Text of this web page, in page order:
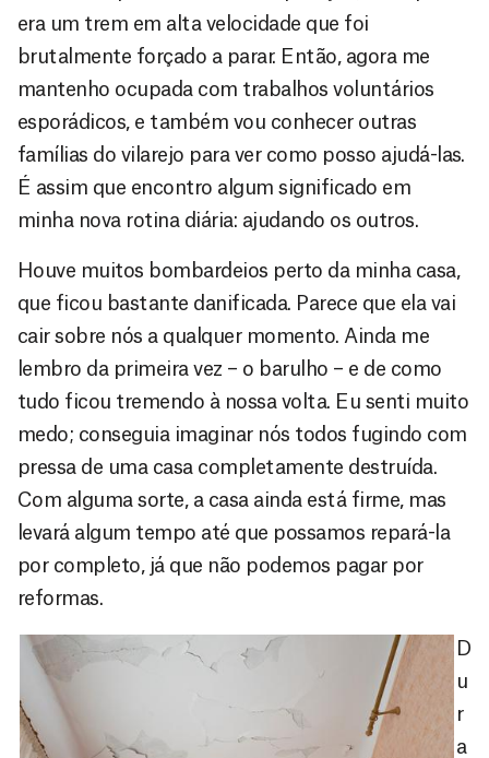
era um trem em alta velocidade que foi
brutalmente forçado a parar. Então, agora me
mantenho ocupada com trabalhos voluntários
esporádicos, e também vou conhecer outras
famílias do vilarejo para ver como posso ajudá-las.
É assim que encontro algum significado em
minha nova rotina diária: ajudando os outros.
Houve muitos bombardeios perto da minha casa,
que ficou bastante danificada. Parece que ela vai
cair sobre nós a qualquer momento. Ainda me
lembro da primeira vez – o barulho – e de como
tudo ficou tremendo à nossa volta. Eu senti muito
medo; conseguia imaginar nós todos fugindo com
pressa de uma casa completamente destruída.
Com alguma sorte, a casa ainda está firme, mas
levará algum tempo até que possamos repará-la
por completo, já que não podemos pagar por
reformas.
D
u
r
a